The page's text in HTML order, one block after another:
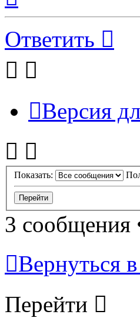
началу
Ответить
Версия
Показать:
3 сообщения
Вернуться
Перейти